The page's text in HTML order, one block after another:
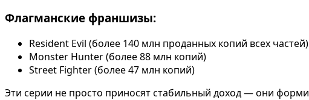
Флагманские франшизы:
Resident Evil (более 140 млн проданных копий всех частей)
Monster Hunter (более 88 млн копий)
Street Fighter (более 47 млн копий)
Эти серии не просто приносят стабильный доход — они